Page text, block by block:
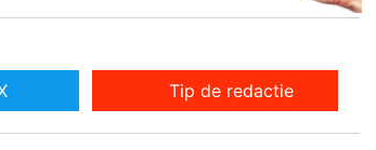
Tip de redactie